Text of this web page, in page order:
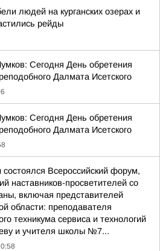
людей на курганских озерах и
рейды
Сегодня День обретения
Далмата Исетского
Сегодня День обретения
Далмата Исетского
состоялся Всероссийский форум,
наставников-просветителей со
включая представителей
области: преподавателя
техникума сервиса и технологий
и учителя школы №7...